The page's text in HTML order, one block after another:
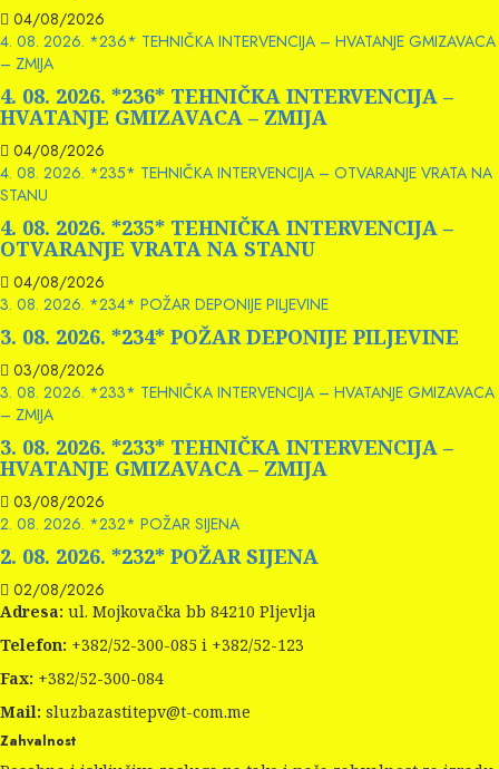
04/08/2026
4. 08. 2026. *236* TEHNIČKA INTERVENCIJA – HVATANJE GMIZAVACA
– ZMIJA
4. 08. 2026. *236* TEHNIČKA INTERVENCIJA –
HVATANJE GMIZAVACA – ZMIJA
04/08/2026
4. 08. 2026. *235* TEHNIČKA INTERVENCIJA – OTVARANJE VRATA NA
STANU
4. 08. 2026. *235* TEHNIČKA INTERVENCIJA –
OTVARANJE VRATA NA STANU
04/08/2026
3. 08. 2026. *234* POŽAR DEPONIJE PILJEVINE
3. 08. 2026. *234* POŽAR DEPONIJE PILJEVINE
03/08/2026
3. 08. 2026. *233* TEHNIČKA INTERVENCIJA – HVATANJE GMIZAVACA
– ZMIJA
3. 08. 2026. *233* TEHNIČKA INTERVENCIJA –
HVATANJE GMIZAVACA – ZMIJA
03/08/2026
2. 08. 2026. *232* POŽAR SIJENA
2. 08. 2026. *232* POŽAR SIJENA
02/08/2026
Adresa: ul. Mojkovačka bb 84210 Pljevlja
Telefon: +382/52-300-085 i +382/52-123
Fax: +382/52-300-084
Mail: sluzbazastitepv@t-com.me
Zahvalnost